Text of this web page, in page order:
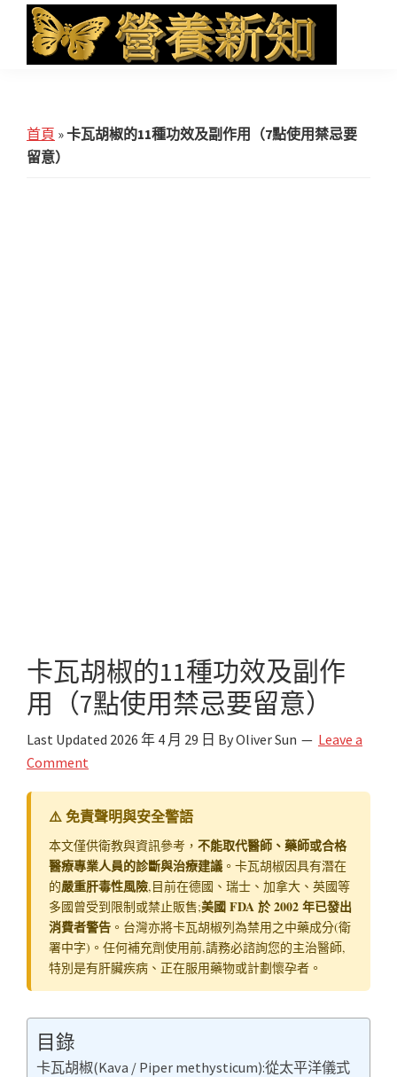
main
primary
footer
知
and
iHerb
首頁 »卡瓦胡椒的11種功效及副作用（7點使用禁忌要
留意）
卡瓦胡椒的11種功效及副作
用（7點使用禁忌要留意）
Last Updated 2026 年 4 月 29 日 ByOliver Sun
Leave a
Comment
⚠️ 免責聲明與安全警語
本文僅供衛教與資訊參考， 不能取代醫師、藥師或合格
醫療專業人員的診斷與治療建議 。卡瓦胡椒因具有潛在
的嚴重肝毒性風險,目前在德國、瑞士、加拿大、英國等
多國曾受到限制或禁止販售;美國 FDA 於 2002 年已發出
消費者警告 。台灣亦將卡瓦胡椒列為禁用之中藥成分(衛
署中字)。任何補充劑使用前,請務必諮詢您的主治醫師,
特別是有肝臟疾病、正在服用藥物或計劃懷孕者。
目錄
卡瓦胡椒(Kava / Piper methysticum):從太平洋儀式